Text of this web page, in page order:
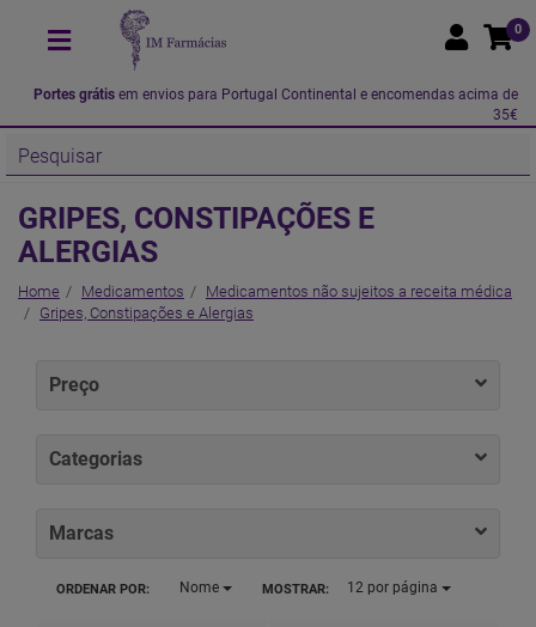
0
Portes grátis em envios para Portugal Continental e encomendas acima de
35€
GRIPES, CONSTIPAÇÕES E
ALERGIAS
Home Medicamentos
Medicamentos não sujeitos a receita médica
Gripes, Constipações e Alergias
Preço
Categorias
Marcas
ORDENAR POR: Nome MOSTRAR: 12por página